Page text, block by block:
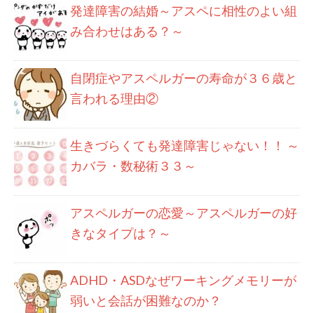
発達障害の結婚～アスペに相性のよい組
み合わせはある？～
自閉症やアスペルガーの寿命が３６歳と
言われる理由②
生きづらくても発達障害じゃない！！ ～
カバラ・数秘術３３～
アスペルガーの恋愛～アスペルガーの好
きなタイプは？～
ADHD・ASDなぜワーキングメモリーが
弱いと会話が困難なのか？